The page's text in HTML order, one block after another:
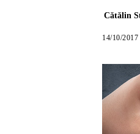
Cătălin
14/10/2017